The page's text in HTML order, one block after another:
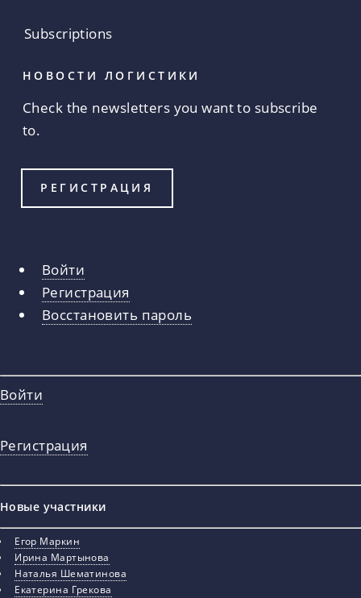
Subscriptions
НОВОСТИ ЛОГИСТИКИ
Check the newsletters you want to subscribe
to.
Главные
вкладки
Войти
Регистрация
Восстановить пароль
Войти
Регистрация
Новые участники
Егор Маркин
Ирина Мартынова
Наталья Шематинова
Екатерина Грекова